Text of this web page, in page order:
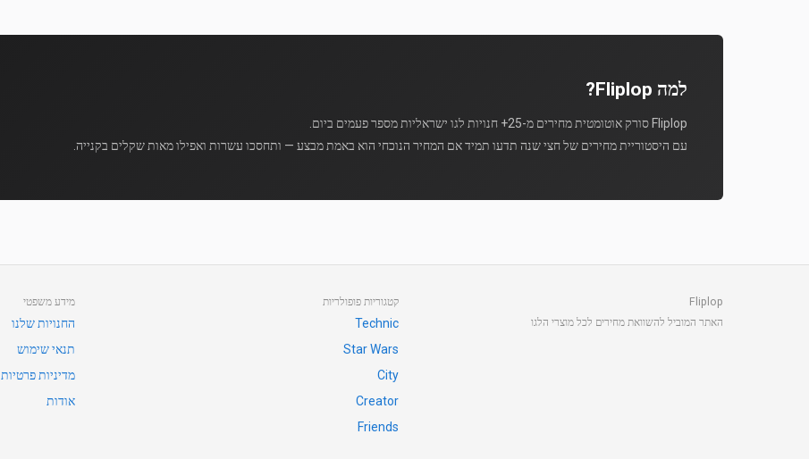
למה Fliplop?
Fliplop סורק אוטומטית מחירים מ-25+ חנויות לגו ישראליות מספר פעמים ביום.
עם היסטוריית מחירים של חצי שנה תדעו תמיד אם המחיר הנוכחי הוא באמת מבצע — ותחסכו עשרות ואפילו מאות שקלים בקנייה.
Fliplop
האתר המוביל להשוואת מחירים לכל מוצרי הלגו
קטגוריות פופולריות
Technic
Star Wars
City
Creator
Friends
מידע משפטי
החנויות שלנו
תנאי שימוש
מדיניות פרטיות
אודות